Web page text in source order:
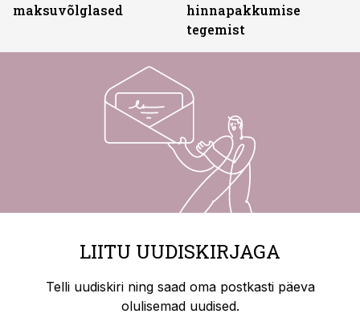
maksuvõlglased
hinnapakkumise
tegemist
LIITU UUDISKIRJAGA
Telli uudiskiri ning saad oma postkasti päeva
olulisemad uudised.